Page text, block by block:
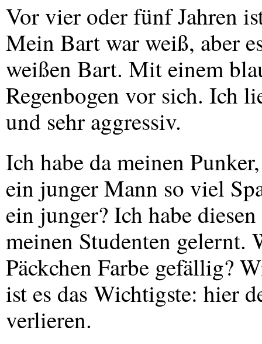
Vor vier oder fünf Jahren
Mein Bart war weiß, aber
weißen Bart. Mit einem
Regenbogen vor sich. Ich
und sehr aggressiv.
Ich habe da meinen
ein junger Mann so viel
ein junger? Ich habe
meinen Studenten gelernt.
Päckchen Farbe gefällig?
ist es das Wichtigste: hier
verlieren.